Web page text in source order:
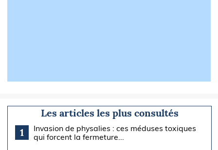
Les articles les plus consultés
1
Invasion de physalies : ces méduses toxiques
qui forcent la fermeture...